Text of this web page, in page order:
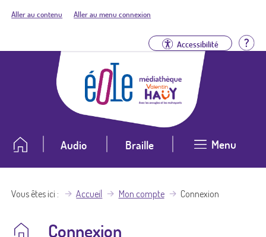
Aller au contenu Aller au menu connexion
Accessibilité
Audio Braille Menu
Vous êtes ici Accueil Mon compte Connexion
Connexion